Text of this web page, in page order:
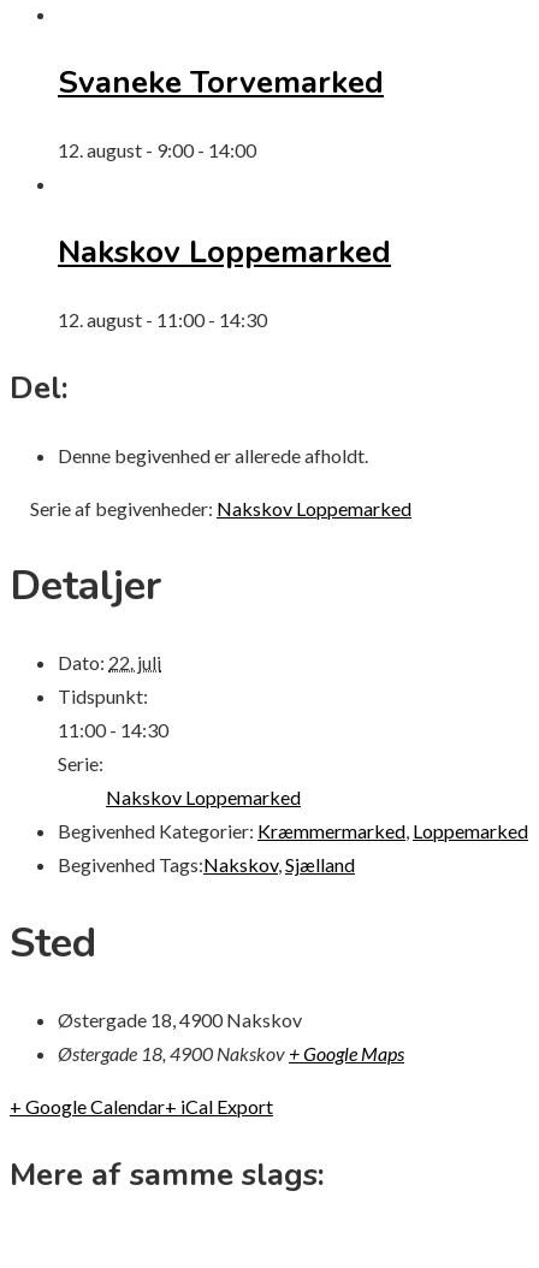
Svaneke Torvemarked
12. august - 9:00- 14:00
Nakskov Loppemarked
12. august - 11:00- 14:30
Del:
Denne begivenhed er allerede afholdt.
Serie af begivenheder: Nakskov Loppemarked
Detaljer
Dato: 22. juli
Tidspunkt:
11:00 - 14:30
Serie:
Nakskov Loppemarked
Begivenhed Kategorier: Kræmmermarked, Loppemarked
Begivenhed Tags:Nakskov,Sjælland
Sted
Østergade 18, 4900 Nakskov
Østergade 18, 4900 Nakskov + Google Maps
+ Google Calendar+ iCal Export
Mere af samme slags: